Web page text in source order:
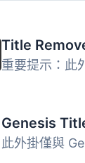
Title
Genesis